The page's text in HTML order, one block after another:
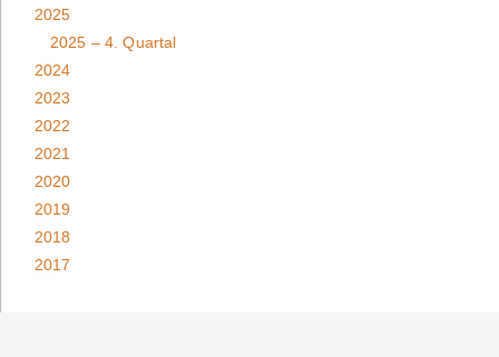
2025
2025 – 4. Quartal
2024
2023
2022
2021
2020
2019
2018
2017